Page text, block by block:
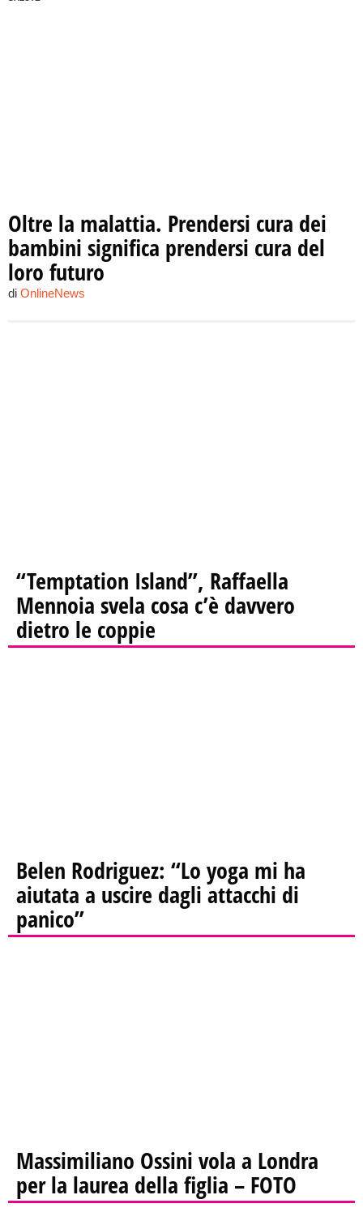
Oltre la malattia. Prendersi cura dei
bambini significa prendersi cura del
loro futuro
di OnlineNews
“Temptation Island”, Raffaella
Mennoia svela cosa c’è davvero
dietro le coppie
Belen Rodriguez: “Lo yoga mi ha
aiutata a uscire dagli attacchi di
panico”
Massimiliano Ossini vola a Londra
per la laurea della figlia – FOTO